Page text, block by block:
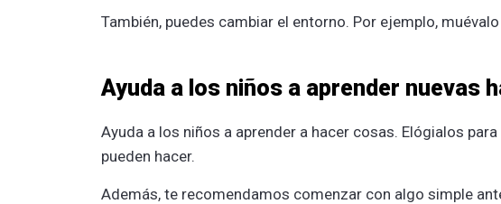
También, puedes cambiar el entorno. Por ejemplo,
Ayuda a los niños a aprender nuevas
Ayuda a los niños a aprender a hacer cosas. Elógialos
pueden hacer.
Además, te recomendamos comenzar con algo simple